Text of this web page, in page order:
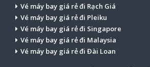
Vé máy bay giá rẻ đi Rạch Giá
Vé máy bay giá rẻ đi Pleiku
Vé máy bay giá rẻ đi Singapore
Vé máy bay giá rẻ đi Malaysia
Vé máy bay giá rẻ đi Đài Loan